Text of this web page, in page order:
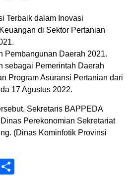
Terbaik dalam Inovasi
di Sektor Pertanian
Pembangunan Daerah 2021.
sebagai Pemerintah Daerah
Program Asuransi Pertanian dari
17 Agustus 2022.
Sekretaris BAPPEDA
Perekonomian Sekretariat
(Dinas Kominfotik Provinsi
WhatsApp